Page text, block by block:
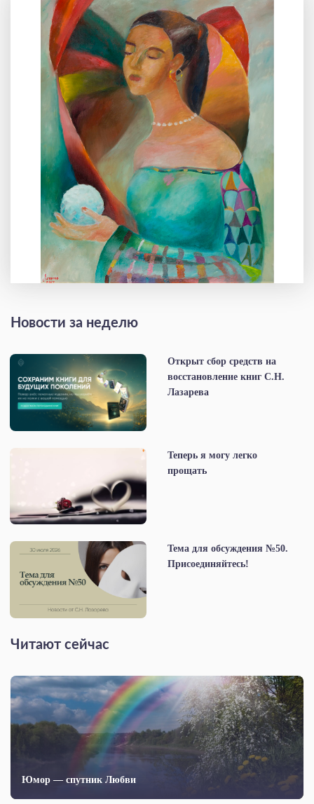
Новости за неделю
Открыт сбор средств на
восстановление книг С.Н.
Лазарева
Теперь я могу легко
прощать
Тема для обсуждения №50.
Присоединяйтесь!
Читают сейчас
Юмор — спутник Любви